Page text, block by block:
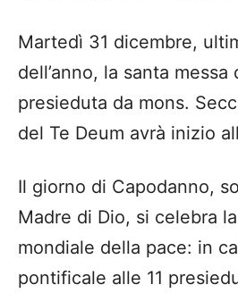
Martedì 31 dicembre,
dell’anno, la santa
presieduta da mons.
del Te Deum avrà inizio
Il giorno di Capodanno,
Madre di Dio, si celebra
mondiale della pace: in
pontificale alle 11